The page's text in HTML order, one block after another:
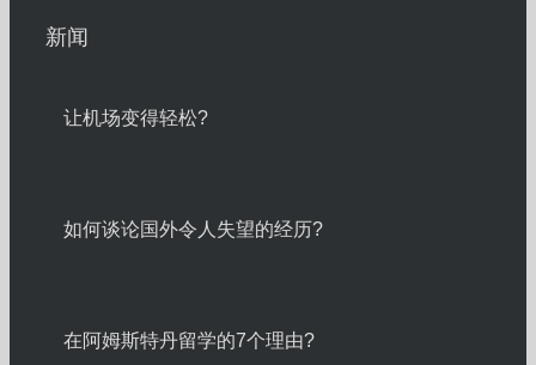
新闻
让机场变得轻松?
如何谈论国外令人失望的经历?
在阿姆斯特丹留学的7个理由?